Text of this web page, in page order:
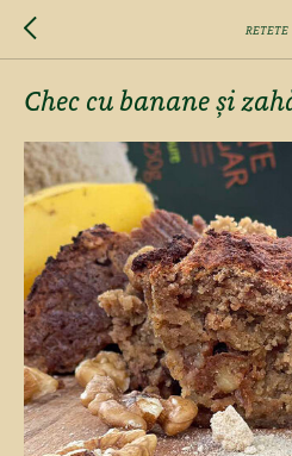
RETETE
Chec cu banane și